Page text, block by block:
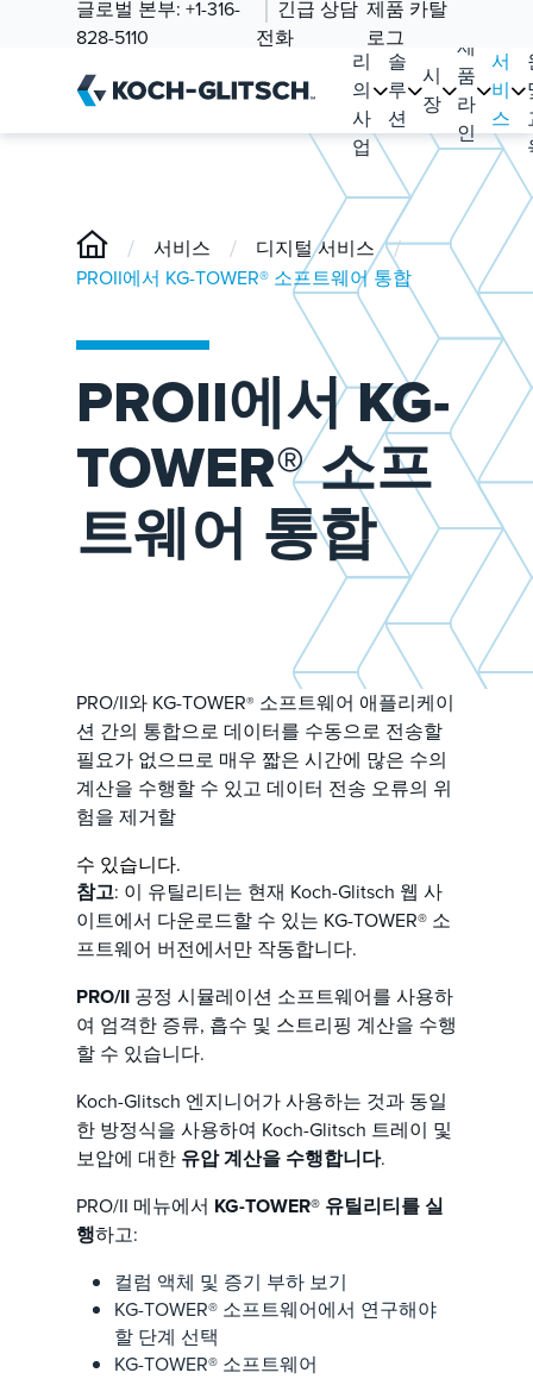
글로벌 본부: +1-316-
828-5110
긴급 상담
전화
제품 카탈
로그
우
리
의
사
업
솔
루
션
시
장
제
품
라
인
서
비
스
/ 서비스 / 디지털 서비스 /
PROII에서 KG-TOWER® 소프트웨어 통합
PROII에서 KG-
TOWER® 소프
트웨어 통합
PRO/II와 KG-TOWER® 소프트웨어 애플리케이
션 간의 통합으로 데이터를 수동으로 전송할
필요가 없으므로 매우 짧은 시간에 많은 수의
계산을 수행할 수 있고 데이터 전송 오류의 위
험을 제거할
수 있습니다.
참고: 이 유틸리티는 현재 Koch-Glitsch 웹 사
이트에서 다운로드할 수 있는 KG-TOWER® 소
프트웨어 버전에서만 작동합니다.
PRO/II 공정 시뮬레이션 소프트웨어를 사용하
여 엄격한 증류, 흡수 및 스트리핑 계산을 수행
할 수 있습니다.
Koch-Glitsch 엔지니어가 사용하는 것과 동일
한 방정식을 사용하여 Koch-Glitsch 트레이 및
보압에 대한 유압 계산을 수행합니다.
PRO/II 메뉴에서 KG-TOWER® 유틸리티를 실
행하고:
컬럼 액체 및 증기 부하 보기
KG-TOWER® 소프트웨어에서 연구해야
할 단계 선택
KG-TOWER® 소프트웨어